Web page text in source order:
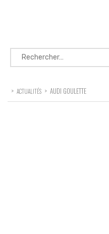
Rechercher :
> ACTUALITÉS > AUDI GOULETTE